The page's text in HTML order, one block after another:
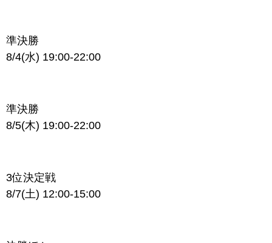
準決勝
8/4(水) 19:00-22:00
準決勝
8/5(木) 19:00-22:00
3位決定戦
8/7(土) 12:00-15:00